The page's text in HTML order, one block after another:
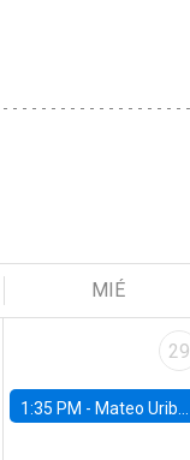
MIÉ
29
1:35 PM - Mateo Uribe-Castro, Universidad de los Andes (Colombia)